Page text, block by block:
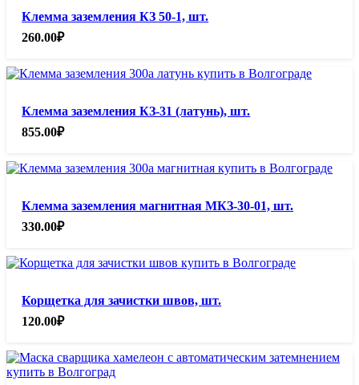
Клемма заземления КЗ 50-1, шт.
260.00₽
Клемма заземления КЗ-31 (латунь), шт.
855.00₽
Клемма заземления магнитная МКЗ-30-01, шт.
330.00₽
Корщетка для зачистки швов, шт.
120.00₽